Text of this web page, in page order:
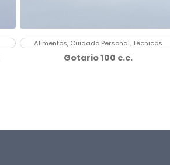
Alimentos, Cuidado Personal, Técnicos
Gotario 100 c.c.